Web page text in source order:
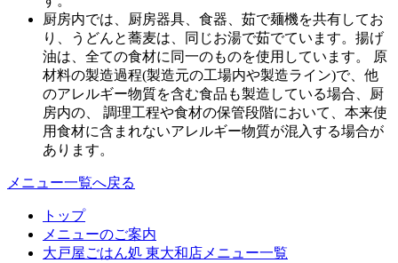
厨房内では、厨房器具、食器、茹で麺機を共有してお
り、うどんと蕎麦は、同じお湯で茹でています。揚げ
油は、全ての食材に同一のものを使用しています。 原
材料の製造過程(製造元の工場内や製造ライン)で、他
のアレルギー物質を含む食品も製造している場合、厨
房内の、 調理工程や食材の保管段階において、本来使
用食材に含まれないアレルギー物質が混入する場合が
あります。
メニュー一覧へ戻る
トップ
メニューのご案内
大戸屋ごはん処 東大和店メニュー一覧